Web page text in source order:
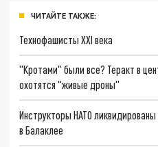
ЧИТАЙТЕ ТАКЖЕ:
Технофашисты XXI века
"Кротами" были все? Теракт в
охотятся "живые дроны"
Инструкторы НАТО
в Балаклее